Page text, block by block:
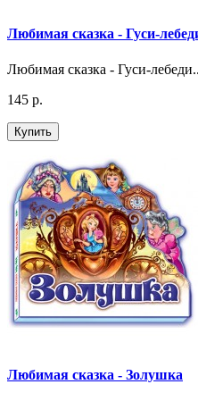
Любимая сказка - Гуси-
Любимая сказка - Гуси-лебеди..
145 р.
Купить
Любимая сказка - Золушка